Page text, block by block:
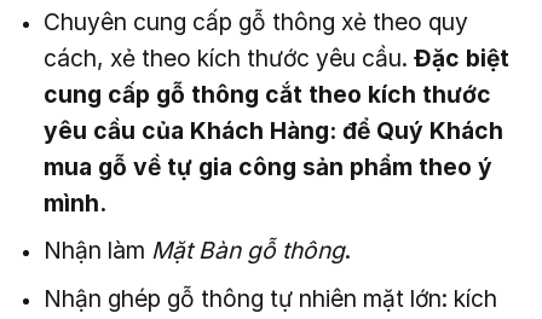
Chuyên cung cấp gỗ thông xẻ theo quy
cách, xẻ theo kích thước yêu cầu. Đặc biệt
cung cấp gỗ thông cắt theo kích thước
yêu cầu của Khách Hàng: để Quý Khách
mua gỗ về tự gia công sản phẩm theo ý
mình.
Nhận làm Mặt Bàn gỗ thông.
Nhận ghép gỗ thông tự nhiên mặt lớn: kích